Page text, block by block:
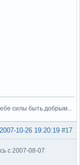
силы быть добрым...
#17
2007-10-26 19:20:19
с 2007-08-07